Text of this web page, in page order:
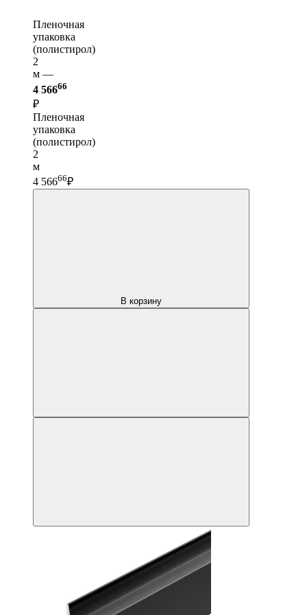
Пленочная
упаковка
(полистирол)
2
м —
4 56666
₽
Пленочная
упаковка
(полистирол)
2
м
4 56666₽
В корзину